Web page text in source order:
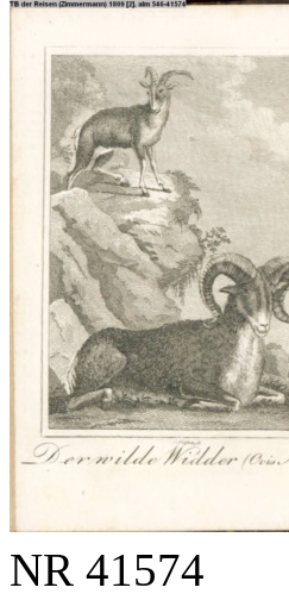
NR 41574